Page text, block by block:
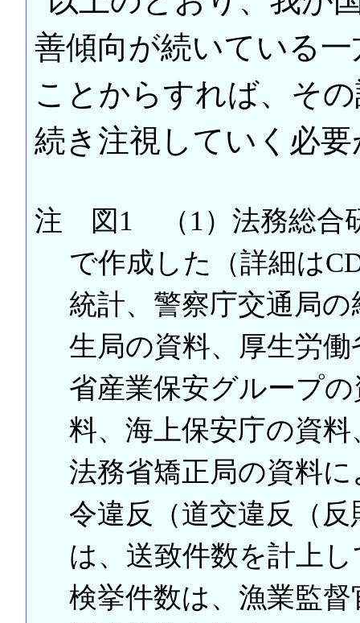
善傾向が続いている
ことからすれば、そ
続き注視していく必
注 図1 （1）法務総合
で作成した（詳細は
統計、警察庁交通局
生局の資料、厚生労
省産業保安グループ
料、海上保安庁の資
法務省矯正局の資料
令違反（道交違反（
は、送致件数を計上
検挙件数は、漁業監